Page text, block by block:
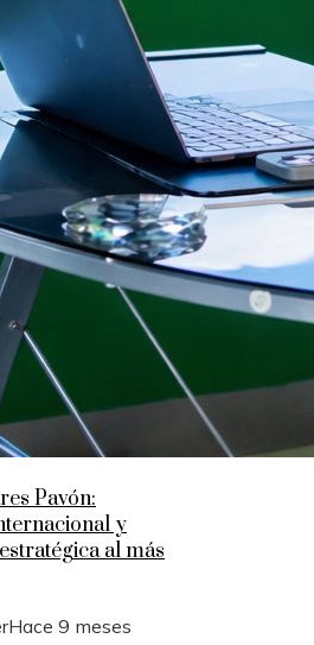
Pavón:
y
al más
Hace 9 meses